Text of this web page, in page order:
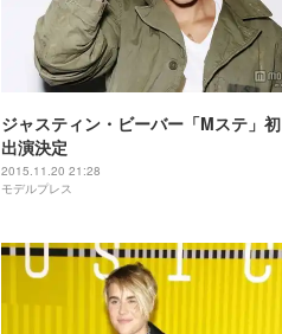
ジャスティン・ビーバー「Mステ」初
出演決定
2015.11.20 21:28
モデルプレス